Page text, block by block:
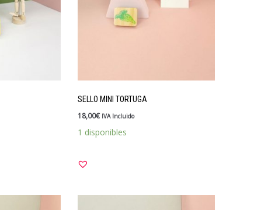
SELLO MINI TORTUGA
18,00€ IVA Incluido
1 disponibles